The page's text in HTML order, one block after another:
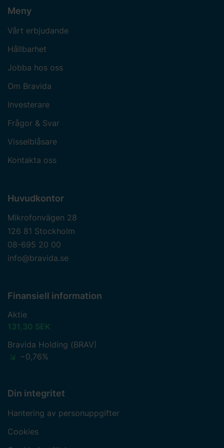
Meny
Vårt erbjudande
Hållbarhet
Jobba hos oss
Om Bravida
Investerare
Frågor & Svar
Visselblåsare
Kontakta oss
Huvudkontor
Mikrofonvägen 28
126 81 Stockholm
08-695 20 00
info@bravida.se
Finansiell information
Aktie
131,30 SEK
Bravida Holding (BRAV)
−0,76%
Din integritet
Hantering av personuppgifter
Cookies